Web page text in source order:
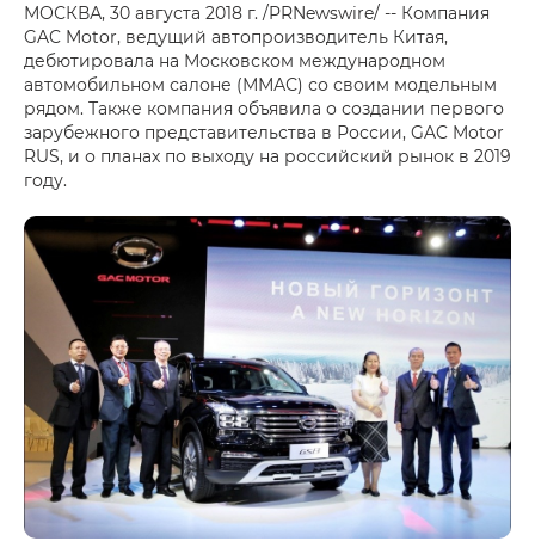
МОСКВА, 30 августа 2018 г. /PRNewswire/ -- Компания
GAC Motor, ведущий автопроизводитель Китая,
дебютировала на Московском международном
автомобильном салоне (ММАС) со своим модельным
рядом. Также компания объявила о создании первого
зарубежного представительства в России, GAC Motor
RUS, и о планах по выходу на российский рынок в 2019
году.